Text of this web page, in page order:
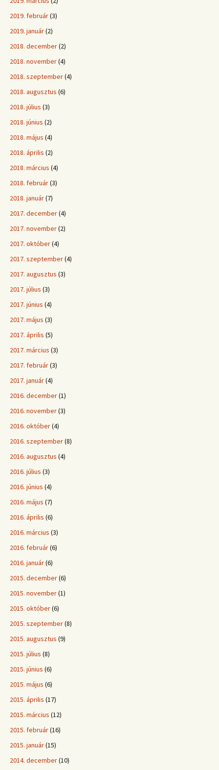
2019. február(3)
2019. január(2)
2018. december(2)
2018. november(4)
2018. szeptember(4)
2018. augusztus (6)
2018. július (3)
2018. június (2)
2018. május (4)
2018. április (2)
2018. március (4)
2018. február(3)
2018. január(7)
2017. december(4)
2017. november(2)
2017. október(4)
2017. szeptember(4)
2017. augusztus (3)
2017. július (3)
2017. június (4)
2017. május (3)
2017. április (5)
2017. március (3)
2017. február(3)
2017. január(4)
2016. december(1)
2016. november(3)
2016. október(4)
2016. szeptember(8)
2016. augusztus (4)
2016. július (3)
2016. június (4)
2016. május (7)
2016. április (6)
2016. március (3)
2016. február(6)
2016. január(6)
2015. december(6)
2015. november(1)
2015. október(6)
2015. szeptember(8)
2015. augusztus (9)
2015. július (8)
2015. június (6)
2015. május (6)
2015. április (17)
2015. március (12)
2015. február(16)
2015. január(15)
2014. december(10)